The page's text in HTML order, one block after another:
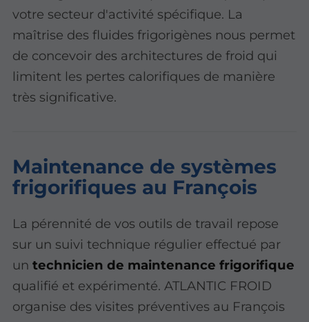
votre secteur d'activité spécifique. La
maîtrise des fluides frigorigènes nous permet
de concevoir des architectures de froid qui
limitent les pertes calorifiques de manière
très significative.
Maintenance de systèmes
frigorifiques au François
La pérennité de vos outils de travail repose
sur un suivi technique régulier effectué par
untechnicien de maintenance frigorifique
qualifié et expérimenté. ATLANTIC FROID
organise des visites préventives au François